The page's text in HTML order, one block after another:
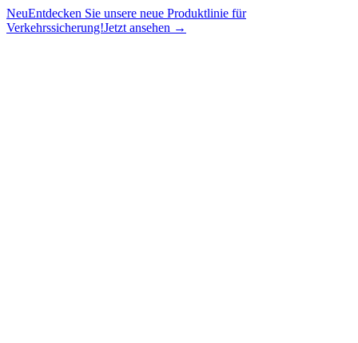
NeuEntdecken Sie unsere neue Produktlinie für
Verkehrssicherung!Jetzt ansehen →